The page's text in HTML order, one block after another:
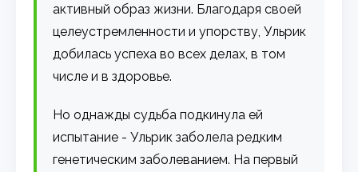
активный образ жизни. Благодаря своей
целеустремленности и упорству, Ульрик
добилась успеха во всех делах, в том
числе и в здоровье.
Но однажды судьба подкинула ей
испытание - Ульрик заболела редким
генетическим заболеванием. На первый